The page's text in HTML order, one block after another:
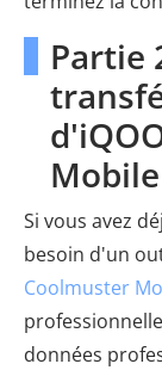
Partie
Si vous avez
besoin d'un
Coolmuster
données